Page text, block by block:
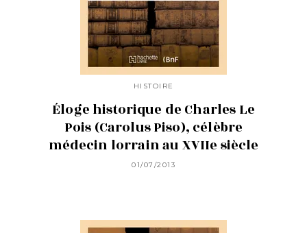
HISTOIRE
Éloge historique de Charles Le
Pois (Carolus Piso), célèbre
médecin lorrain au XVIIe siècle
01/07/2013